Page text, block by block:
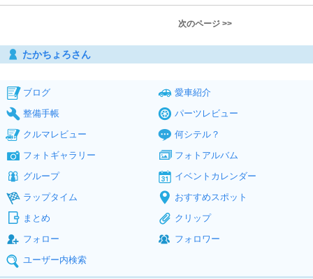
次のページ >>
たかちょろさん
ブログ
愛車紹介
整備手帳
パーツレビュー
クルマレビュー
何シテル？
フォトギャラリー
フォトアルバム
グループ
イベントカレンダー
ラップタイム
おすすめスポット
まとめ
クリップ
フォロー
フォロワー
ユーザー内検索